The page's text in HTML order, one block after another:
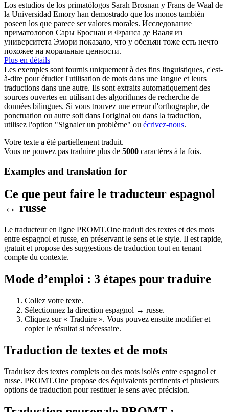
Los estudios de los primatólogos Sarah Brosnan y Frans de Waal de
la Universidad Emory han demostrado que los monos también
poseen los que parece ser valores morales. Исследование
приматологов Сары Броснан и Франса де Вааля из
университета Эмори показало, что у обезьян тоже есть нечто
похожее на моральные ценности.
Plus en détails
Les exemples sont fournis uniquement à des fins linguistiques, c'est-
à-dire pour étudier l'utilisation de mots dans une langue et leurs
traductions dans une autre. Ils sont extraits automatiquement des
sources ouvertes en utilisant des algorithmes de recherche de
données bilingues. Si vous trouvez une erreur d'orthographe, de
ponctuation ou autre soit dans l'original ou dans la traduction,
utilisez l'option "Signaler un problème" ou écrivez-nous.
Votre texte a été partiellement traduit.
Vous ne pouvez pas traduire plus de 5000 caractères à la fois.
Examples and translation for
Ce que peut faire le traducteur espagnol
↔ russe
Le traducteur en ligne PROMT.One traduit des textes et des mots
entre espagnol et russe, en préservant le sens et le style. Il est rapide,
gratuit et propose des suggestions de traduction tout en tenant
compte du contexte.
Mode d’emploi : 3 étapes pour traduire
Collez votre texte.
Sélectionnez la direction espagnol ↔ russe.
Cliquez sur « Traduire ». Vous pouvez ensuite modifier et
copier le résultat si nécessaire.
Traduction de textes et de mots
Traduisez des textes complets ou des mots isolés entre espagnol et
russe. PROMT.One propose des équivalents pertinents et plusieurs
options de traduction pour restituer le sens avec précision.